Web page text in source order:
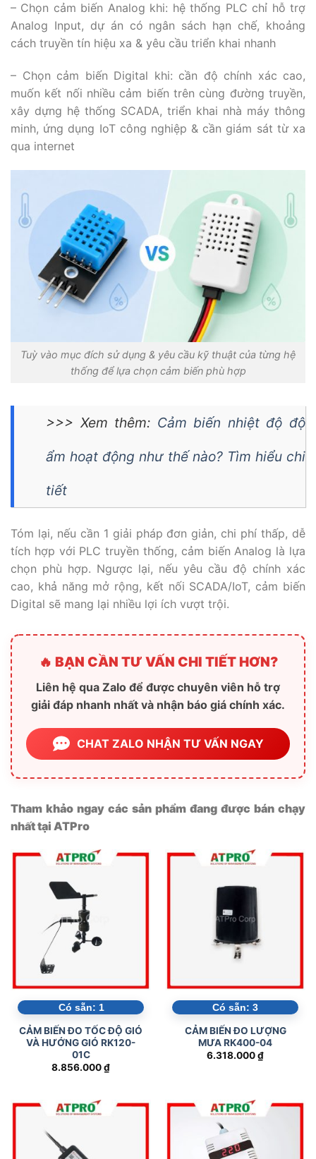
– Chọn cảm biến Analog khi: hệ thống PLC chỉ hỗ trợ
Analog Input, dự án có ngân sách hạn chế, khoảng
cách truyền tín hiệu xa & yêu cầu triển khai nhanh
– Chọn cảm biến Digital khi: cần độ chính xác cao,
muốn kết nối nhiều cảm biến trên cùng đường truyền,
xây dựng hệ thống SCADA, triển khai nhà máy thông
minh, ứng dụng IoT công nghiệp & cần giám sát từ xa
qua internet
Tuỳ vào mục đích sử dụng & yêu cầu kỹ thuật của từng hệ
thống để lựa chọn cảm biến phù hợp
>>> Xem thêm: Cảm biến nhiệt độ độ
ẩm hoạt động như thế nào? Tìm hiểu chi
tiết
Tóm lại, nếu cần 1 giải pháp đơn giản, chi phí thấp, dễ
tích hợp với PLC truyền thống, cảm biến Analog là lựa
chọn phù hợp. Ngược lại, nếu yêu cầu độ chính xác
cao, khả năng mở rộng, kết nối SCADA/IoT, cảm biến
Digital sẽ mang lại nhiều lợi ích vượt trội.
🔥 BẠN CẦN TƯ VẤN CHI TIẾT HƠN?
Liên hệ qua Zalo để được chuyên viên hỗ trợ
giải đáp nhanh nhất và nhận báo giá chính xác.
CHAT ZALO NHẬN TƯ VẤN NGAY
Tham khảo ngay các sản phẩm đang được bán chạy
nhất tại ATPro
Có sẵn: 1
CẢM BIẾN ĐO TỐC ĐỘ GIÓ
VÀ HƯỚNG GIÓ RK120-
01C
8.856.000₫
Có sẵn: 3
CẢM BIẾN ĐO LƯỢNG
MƯA RK400-04
6.318.000₫